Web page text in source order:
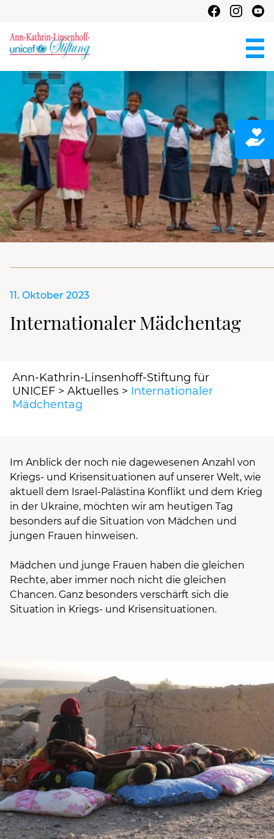
11. Oktober 2023
Internationaler Mädchentag
Ann-Kathrin-Linsenhoff-Stiftung für
UNICEF > Aktuelles > Internationaler
Mädchentag
Im Anblick der noch nie dagewesenen Anzahl von
Kriegs- und Krisensituationen auf unserer Welt, wie
aktuell dem Israel-Palästina Konflikt und dem Krieg
in der Ukraine, möchten wir am heutigen Tag
besonders auf die Situation von Mädchen und
jungen Frauen hinweisen.
Mädchen und junge Frauen haben die gleichen
Rechte, aber immer noch nicht die gleichen
Chancen. Ganz besonders verschärft sich die
Situation in Kriegs- und Krisensituationen.